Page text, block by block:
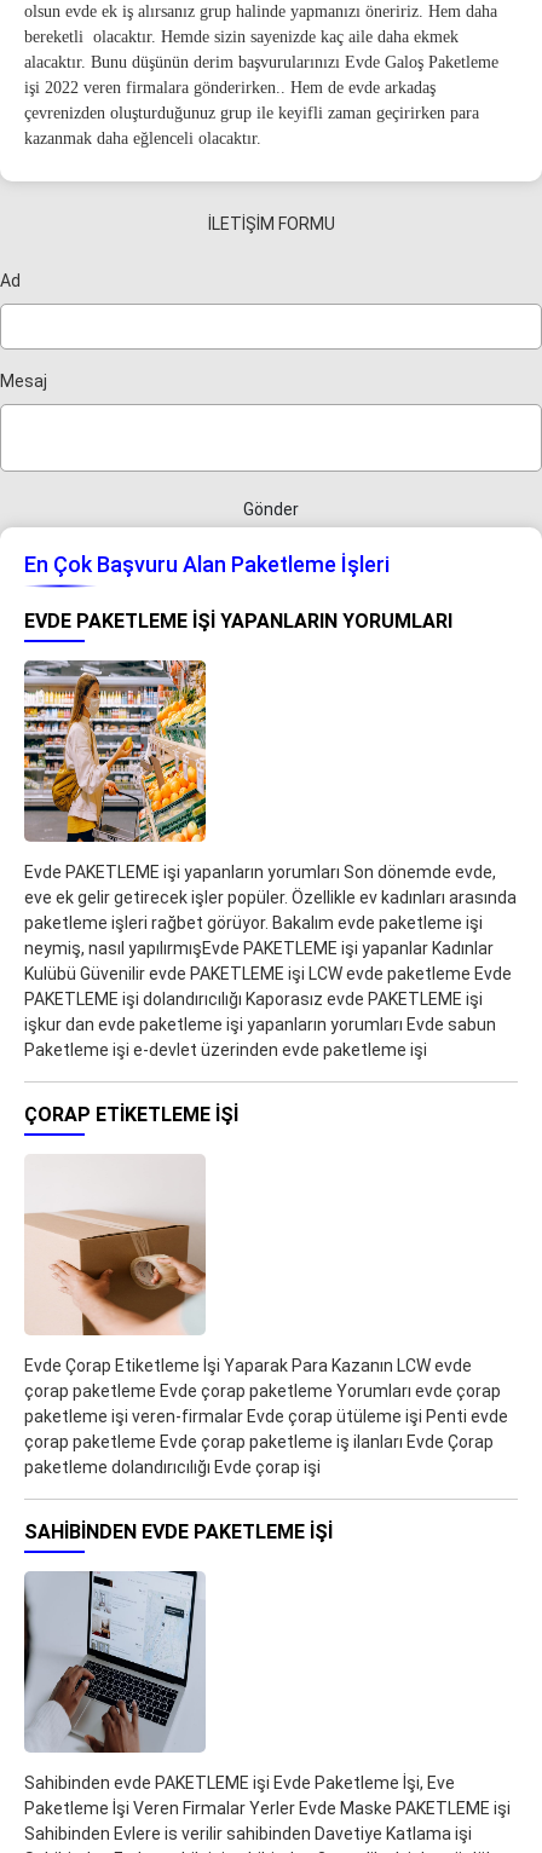
olsun evde ek iş alırsanız grup halinde yapmanızı öneririz. Hem daha
bereketli olacaktır. Hemde sizin sayenizde kaç aile daha ekmek
alacaktır. Bunu düşünün derim başvurularınızı Evde Galoş Paketleme
işi 2022 veren firmalara gönderirken.. Hem de evde arkadaş
çevrenizden oluşturduğunuz grup ile keyifli zaman geçirirken para
kazanmak daha eğlenceli olacaktır.
İLETİŞİM FORMU
Ad
Mesaj
Gönder
En Çok Başvuru Alan Paketleme İşleri
EVDE PAKETLEME IŞI YAPANLARIN YORUMLARI
Evde PAKETLEME işi yapanların yorumları Son dönemde evde,
eve ek gelir getirecek işler popüler. Özellikle ev kadınları arasında
paketleme işleri rağbet görüyor. Bakalım evde paketleme işi
neymiş, nasıl yapılırmışEvde PAKETLEME işi yapanlar Kadınlar
Kulübü Güvenilir evde PAKETLEME işi LCW evde paketleme Evde
PAKETLEME işi dolandırıcılığı Kaporasız evde PAKETLEME işi
işkur dan evde paketleme işi yapanların yorumları Evde sabun
Paketleme işi e-devlet üzerinden evde paketleme işi
ÇORAP ETIKETLEME İŞI
Evde Çorap Etiketleme İşi Yaparak Para Kazanın LCW evde
çorap paketleme Evde çorap paketleme Yorumları evde çorap
paketleme işi veren-firmalar Evde çorap ütüleme işi Penti evde
çorap paketleme Evde çorap paketleme iş ilanları Evde Çorap
paketleme dolandırıcılığı Evde çorap işi
SAHIBINDEN EVDE PAKETLEME IŞI
Sahibinden evde PAKETLEME işi Evde Paketleme İşi, Eve
Paketleme İşi Veren Firmalar Yerler Evde Maske PAKETLEME işi
Sahibinden Evlere is verilir sahibinden Davetiye Katlama işi